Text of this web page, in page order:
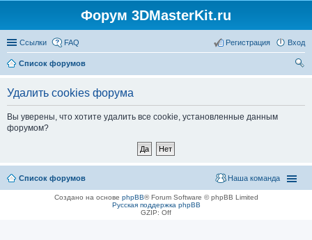
Форум 3DMasterKit.ru
Ссылки FAQ Вход
Регистрация
Список форумов
Удалить cookies форума
Вы уверены, что хотите удалить все cookie, установленные данным
форумом?
Список форумов Наша команда
Создано на основе phpBB® Forum Software © phpBB Limited
Русская поддержка phpBB
GZIP: Off